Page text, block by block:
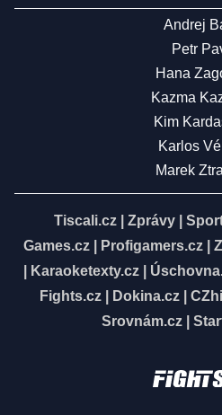
Andrej
Petr
Hana
Kazma
Kim
Karlos
Marek
Tiscali.cz Zprávy
Games.cz
Profigamers.cz
Karaoketexty.cz|
Fights.cz
Dokina.cz
Srovnám.cz